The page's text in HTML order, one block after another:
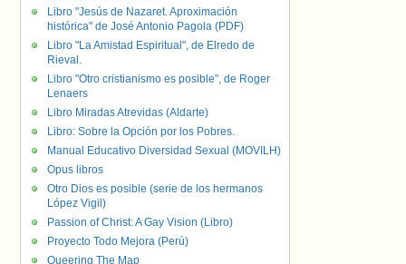
Libro "Jesús de Nazaret. Aproximación
histórica" de José Antonio Pagola (PDF)
Libro "La Amistad Espiritual", de Elredo de
Rieval.
Libro "Otro cristianismo es posible", de Roger
Lenaers
Libro Miradas Atrevidas (Aldarte)
Libro: Sobre la Opción por los Pobres.
Manual Educativo Diversidad Sexual (MOVILH)
Opus libros
Otro Dios es posible (serie de los hermanos
López Vigil)
Passion of Christ: A Gay Vision (Libro)
Proyecto Todo Mejora (Perú)
Queering The Map